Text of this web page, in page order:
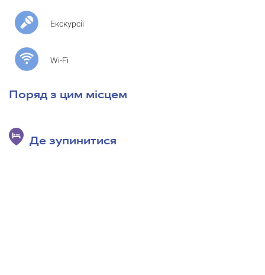
Екскурсії
Wi-Fi
Поряд з цим місцем
Де зупинитися